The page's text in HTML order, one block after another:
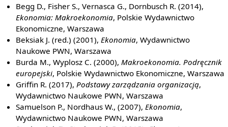
Begg D., Fisher S., Vernasca G., Dornbusch R. (2014),
Ekonomia: Makroekonomia, Polskie Wydawnictwo
Ekonomiczne, Warszawa
Beksiak J. (red.) (2001), Ekonomia, Wydawnictwo
Naukowe PWN, Warszawa
Burda M., Wyplosz C. (2000), Makroekonomia. Podręcznik
europejski, Polskie Wydawnictwo Ekonomiczne, Warszawa
Griffin R. (2017), Podstawy zarządzania organizacją,
Wydawnictwo Naukowe PWN, Warszawa
Samuelson P., Nordhaus W., (2007), Ekonomia,
Wydawnictwo Naukowe PWN, Warszawa